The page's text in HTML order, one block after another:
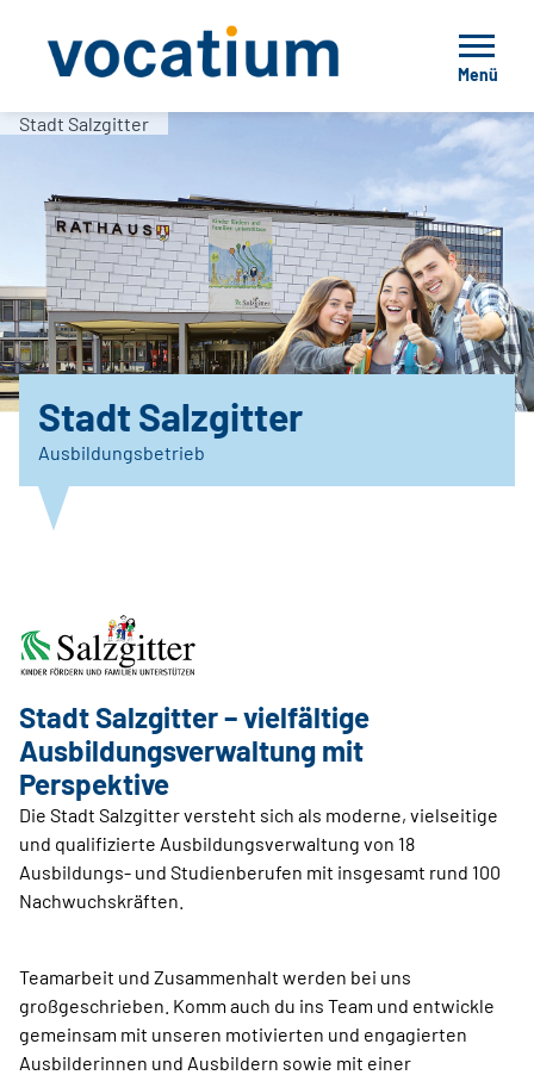
Menü
Stadt Salzgitter
Stadt Salzgitter
Ausbildungsbetrieb
Stadt Salzgitter – vielfältige
Ausbildungsverwaltung mit
Perspektive
Die Stadt Salzgitter versteht sich als moderne, vielseitige
und qualifizierte Ausbildungsverwaltung von 18
Ausbildungs- und Studienberufen mit insgesamt rund 100
Nachwuchskräften.
Teamarbeit und Zusammenhalt werden bei uns
großgeschrieben. Komm auch du ins Team und entwickle
gemeinsam mit unseren motivierten und engagierten
Ausbilderinnen und Ausbildern sowie mit einer